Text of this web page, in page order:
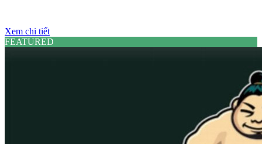
Xem chi tiết
FEATURED